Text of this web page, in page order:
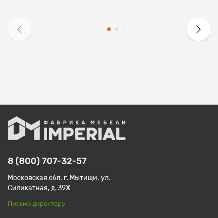
8 (800) 707-32-57
Московская обл, г. Мытищи, ул.
Силикатная, д. 39Ж
Письмо директору